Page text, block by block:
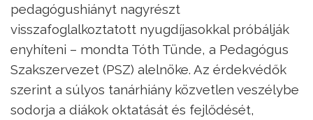
pedagógushiányt nagyrészt
visszafoglalkoztatott nyugdíjasokkal próbálják
enyhíteni – mondta Tóth Tünde, a Pedagógus
Szakszervezet (PSZ) alelnöke. Az érdekvédők
szerint a súlyos tanárhiány közvetlen veszélybe
sodorja a diákok oktatását és fejlődését,